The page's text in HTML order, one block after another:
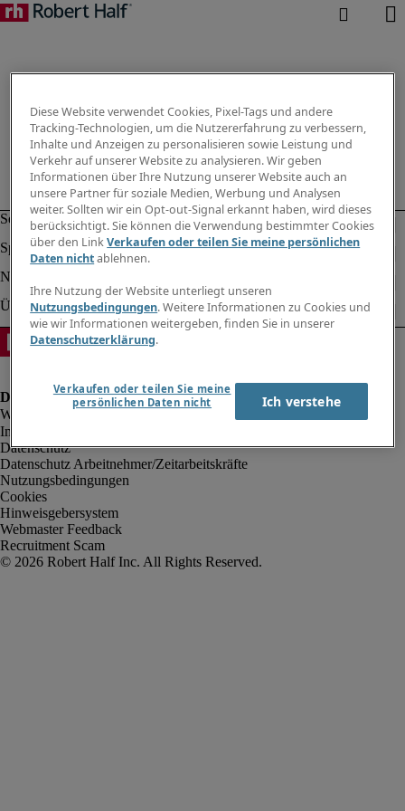
Impressum
Datenschutz
Datenschutz Arbeitnehmer/Zeitarbeitskräfte
Nutzungsbedingungen
Cookies
Hinweisgebersystem
Webmaster Feedback
Recruitment Scam
Diese Website verwendet Cookies, Pixel-Tags und andere
Tracking-Technologien, um die Nutzererfahrung zu verbessern,
Inhalte und Anzeigen zu personalisieren sowie Leistung und
Verkehr auf unserer Website zu analysieren. Wir geben
Informationen über Ihre Nutzung unserer Website auch an
unsere Partner für soziale Medien, Werbung und Analysen
weiter. Sollten wir ein Opt-out-Signal erkannt haben, wird dieses
berücksichtigt. Sie können die Verwendung bestimmter Cookies
über den LinkVerkaufen oder teilen Sie meine persönlichen
Daten nichtablehnen.
Ihre Nutzung der Website unterliegt unseren
Nutzungsbedingungen. Weitere Informationen zu Cookies und
wie wir Informationen weitergeben, finden Sie in unserer
Datenschutzerklärung.
Verkaufen oder teilen Sie meine
persönlichen Daten nicht
Ich verstehe